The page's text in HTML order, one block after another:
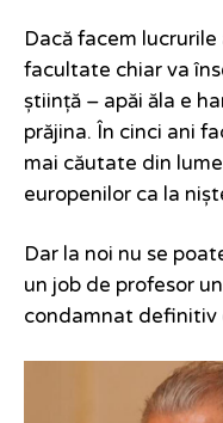
Dacă facem
facultate chiar va
știință – apăi ăla e
prăjina. În cinci ani
mai căutate din
europenilor ca la
Dar la noi nu se
un job de profesor
condamnat definitiv